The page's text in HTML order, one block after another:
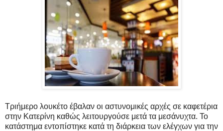
Τριήμερο λουκέτο έβαλαν οι αστυνομικές αρχές σε καφετέρια
στην Κατερίνη καθώς λειτουργούσε μετά τα μεσάνυχτα. Το
κατάστημα εντοπίστηκε κατά τη διάρκεια των ελέγχων για την